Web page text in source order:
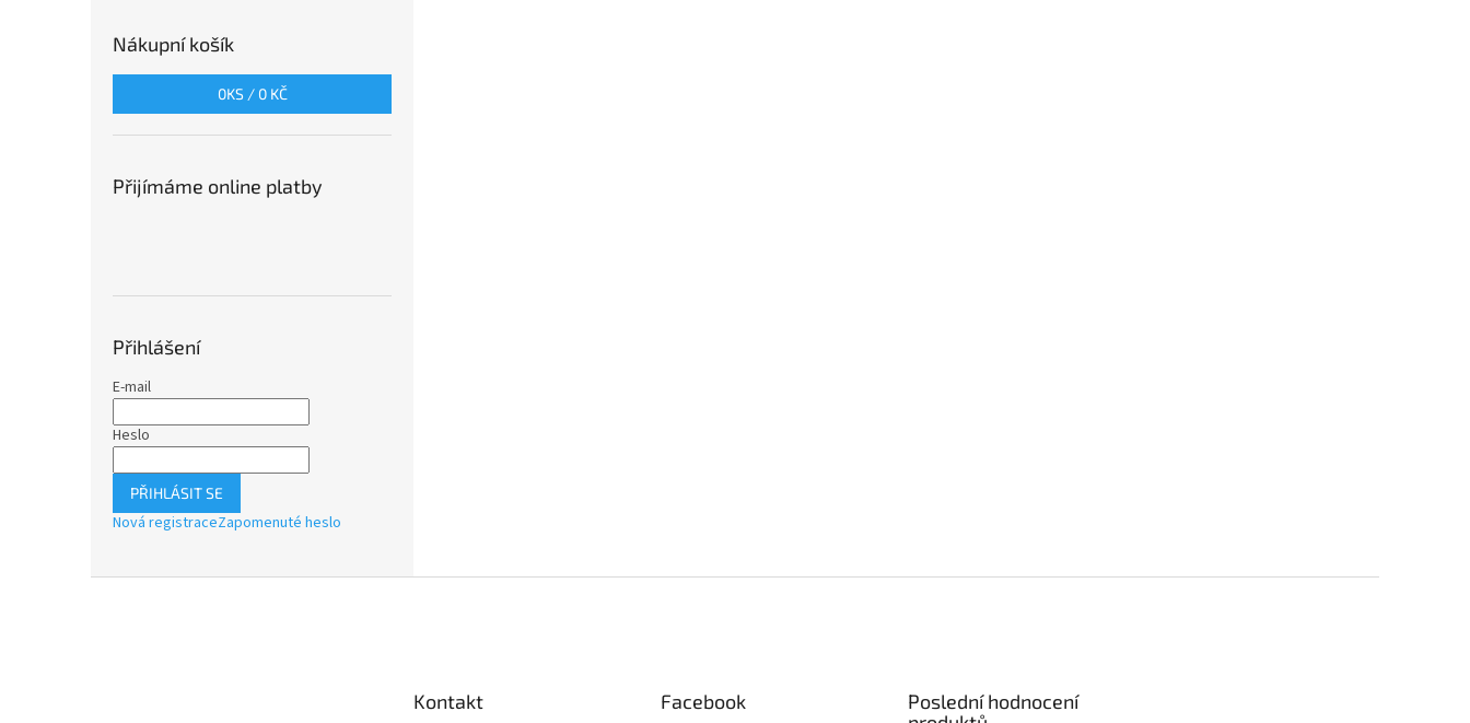
Nákupní košík
0KS / 0 KČ
Přijímáme online platby
Přihlášení
E-mail
Heslo
PŘIHLÁSIT SE
Nová registraceZapomenuté heslo
Kontakt Facebook
Poslední hodnocení